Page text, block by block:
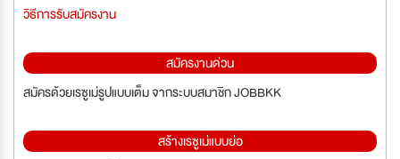
วิธีการรับสมัครงาน
สมัครงานด่วน
สมัครด้วยเรซูเม่รูปแบบเต็ม จากระบบสมาชิก JOBBKK
สร้างเรซูเม่แบบย่อ